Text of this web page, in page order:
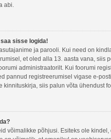
abi.
sisse logida!
ja parooli. Kui need on
et oled alla 13. aasta vana, siis
administraatorilt. Kui foorumi
pannud registreerumisel vigase e-
kinnituskirja, siis palun võta ühendust
võimalikke põhjusi. Esiteks ole